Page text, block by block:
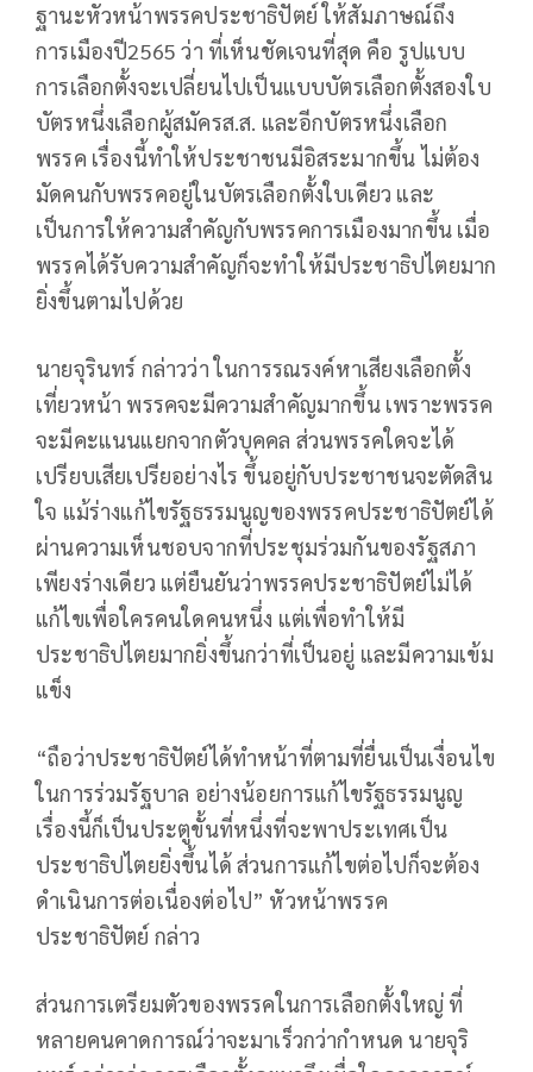
ฐานะหัวหน้าพรรคประชาธิปัตย์ ให้สัมภาษณ์ถึง
การเมืองปี2565 ว่า ที่เห็นชัดเจนที่สุด คือ รูปแบบ
การเลือกตั้งจะเปลี่ยนไปเป็นแบบบัตรเลือกตั้งสองใบ
บัตรหนึ่งเลือกผู้สมัครส.ส. และอีกบัตรหนึ่งเลือก
พรรค เรื่องนี้ทำให้ประชาชนมีอิสระมากขึ้น ไม่ต้อง
มัดคนกับพรรคอยู่ในบัตรเลือกตั้งใบเดียว และ
เป็นการให้ความสำคัญกับพรรคการเมืองมากขึ้น เมื่อ
พรรคได้รับความสำคัญก็จะทำให้มีประชาธิปไตยมาก
ยิ่งขึ้นตามไปด้วย
นายจุรินทร์ กล่าวว่า ในการรณรงค์หาเสียงเลือกตั้ง
เที่ยวหน้า พรรคจะมีความสำคัญมากขึ้น เพราะพรรค
จะมีคะแนนแยกจากตัวบุคคล ส่วนพรรคใดจะได้
เปรียบเสียเปรียอย่างไร ขึ้นอยู่กับประชาชนจะตัดสิน
ใจ แม้ร่างแก้ไขรัฐธรรมนูญของพรรคประชาธิปัตย์ได้
ผ่านความเห็นชอบจากที่ประชุมร่วมกันของรัฐสภา
เพียงร่างเดียว แต่ยืนยันว่าพรรคประชาธิปัตย์ไม่ได้
แก้ไขเพื่อใครคนใดคนหนึ่ง แต่เพื่อทำให้มี
ประชาธิปไตยมากยิ่งขึ้นกว่าที่เป็นอยู่ และมีความเข้ม
แข็ง
“ถือว่าประชาธิปัตย์ได้ทำหน้าที่ตามที่ยื่นเป็นเงื่อนไข
ในการร่วมรัฐบาล อย่างน้อยการแก้ไขรัฐธรรมนูญ
เรื่องนี้ก็เป็นประตูขั้นที่หนึ่งที่จะพาประเทศเป็น
ประชาธิปไตยยิ่งขึ้นได้ ส่วนการแก้ไขต่อไปก็จะต้อง
ดำเนินการต่อเนื่องต่อไป” หัวหน้าพรรค
ประชาธิปัตย์ กล่าว
ส่วนการเตรียมตัวของพรรคในการเลือกตั้งใหญ่ ที่
หลายคนคาดการณ์ว่าจะมาเร็วกว่ากำหนด นายจุริ